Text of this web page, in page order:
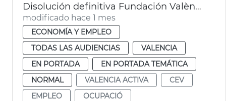
Disolución definitiva Fundación València Activa
modificado hace 1 mes
ECONOMÍA Y EMPLEO
TODAS LAS AUDIENCIAS
VALENCIA
EN PORTADA
EN PORTADA TEMÁTICA
NORMAL
VALENCIA ACTIVA
CEV
EMPLEO
OCUPACIÓ